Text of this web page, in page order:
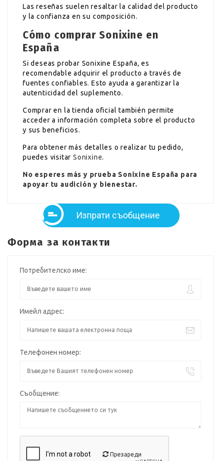
Las reseñas suelen resaltar la calidad del producto
y la confianza en su composición.
Cómo comprar Sonixine en
España
Si deseas probar Sonixine España, es
recomendable adquirir el producto a través de
fuentes confiables. Esto ayuda a garantizar la
autenticidad del suplemento.
Comprar en la tienda oficial también permite
acceder a información completa sobre el producto
y sus beneficios.
Para obtener más detalles o realizar tu pedido,
puedes visitarSonixine.
No esperes más y prueba Sonixine España para
apoyar tu audición y bienestar.
Изпрати съобщение
Форма за контакти
Потребителско име:
Имейл адрес:
Телефонен номер:
Съобщение:
Презареди